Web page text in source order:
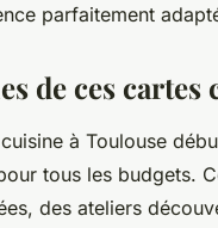
parfaitement
de ces cartes
à Toulouse
tous les budgets.
des ateliers